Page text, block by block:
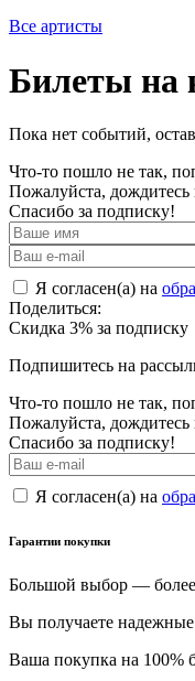
Все артисты
Билеты на
Пока нет событий,
Что-то пошло не так,
Пожалуйста,
Спасибо за подписку!
Я согласен(а) на
Поделиться:
Скидка 3% за подписку
Подпишитесь на
Что-то пошло не так,
Пожалуйста,
Спасибо за подписку!
Я согласен(а) на
Гарантии покупки
Большой выбор — более
Вы получаете
Ваша покупка на 100%